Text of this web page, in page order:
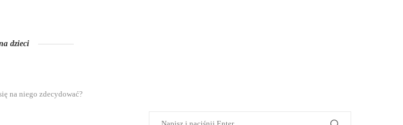
dzieci
na niego zdecydować?